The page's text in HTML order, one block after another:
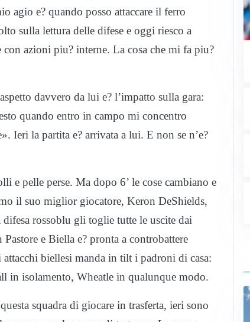
agio e? quando posso attaccare il ferro
sulla lettura delle difese e oggi riesco a
azioni piu? interne. La cosa che mi fa piu?
davvero da lui e? l’impatto sulla gara:
quando entro in campo mi concentro
Ieri la partita e? arrivata a lui. E non se n’e?
e pelle perse. Ma dopo 6’ le cose cambiano e
il suo miglior giocatore, Keron DeShields,
rossoblu gli toglie tutte le uscite dai
e Biella e? pronta a controbattere
biellesi manda in tilt i padroni di casa:
in isolamento, Wheatle in qualunque modo.
squadra di giocare in trasferta, ieri sono